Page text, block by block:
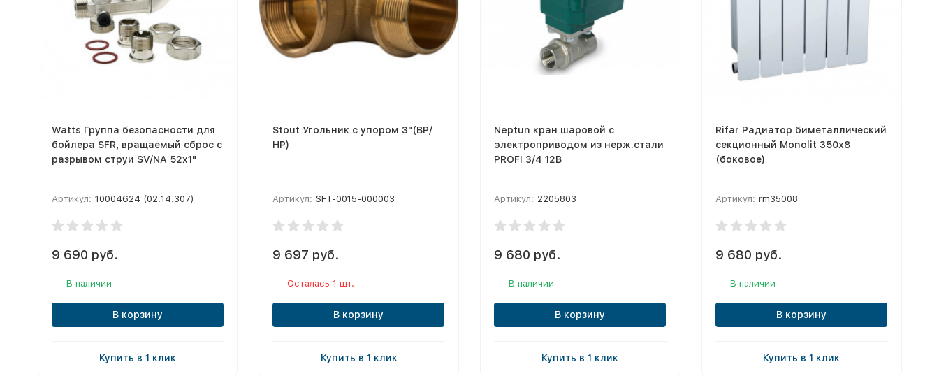
Watts Группа безопасности для
бойлера SFR, вращаемый сброс с
разрывом струи SV/NA 52x1"
Артикул: 10004624 (02.14.307)
9 690 руб.
В наличии
В корзину
Купить в 1 клик
Stout Угольник с упором 3"(ВР/
НР)
Артикул: SFT-0015-000003
9 697 руб.
Осталась 1 шт.
В корзину
Купить в 1 клик
Neptun кран шаровой с
электроприводом из нерж.стали
PROFI 3/4 12В
Артикул: 2205803
9 680 руб.
В наличии
В корзину
Купить в 1 клик
Rifar Радиатор биметаллический
секционный Monolit 350х8
(боковое)
Артикул: rm35008
9 680 руб.
В наличии
В корзину
Купить в 1 клик